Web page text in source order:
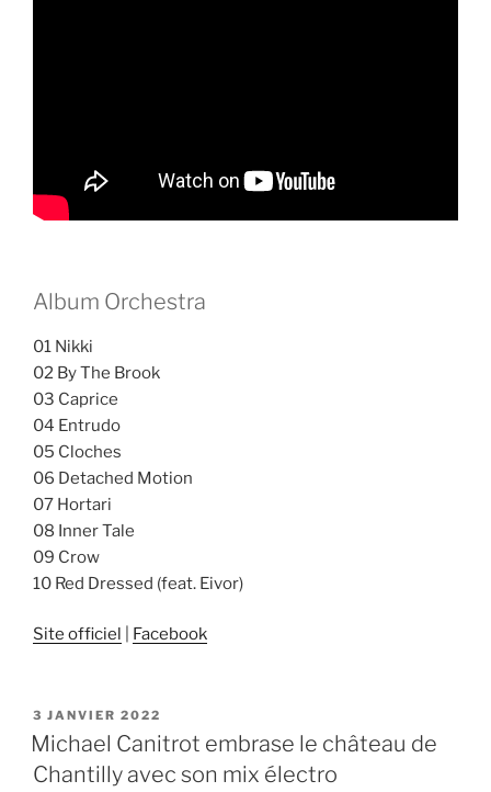
Album Orchestra
01 Nikki
02 By The Brook
03 Caprice
04 Entrudo
05 Cloches
06 Detached Motion
07 Hortari
08 Inner Tale
09 Crow
10 Red Dressed (feat. Eivor)
Site officiel Facebook
PUBLIÉ
LE
3 JANVIER 2022
Michael Canitrot embrase le château de
Chantilly avec son mix électro